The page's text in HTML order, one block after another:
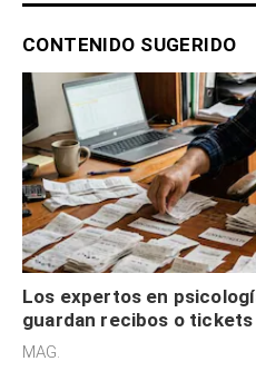
CONTENIDO SUGERIDO
Los expertos en
guardan recibos o
son acumuladores, sino
MAG.